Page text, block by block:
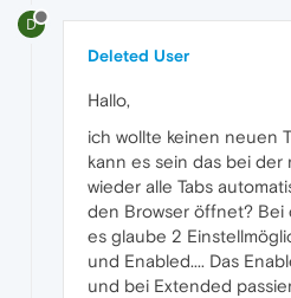
D
Deleted User
Hallo,
ich wollte keinen neuen
kann es sein das bei der
wieder alle Tabs
den Browser öffnet? Bei
es glaube 2
und Enabled.... Das
und bei Extended